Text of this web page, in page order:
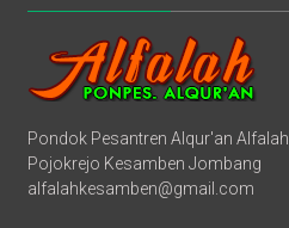
Pondok Pesantren Alqur'an Alfalah
Pojokrejo Kesamben Jombang
alfalahkesamben@gmail.com